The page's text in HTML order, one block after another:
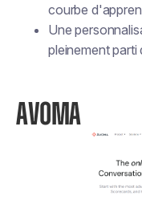
courbe
Une
pleinement
AVOMA